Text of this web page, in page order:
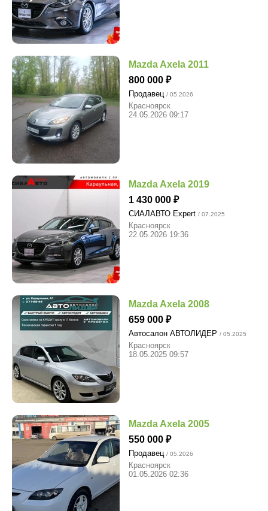
Mazda Axela 2011
800 000
Продавец / 05.2026
Красноярск
24.05.2026 09:17
Mazda Axela 2019
1 430 000
СИАЛАВТО Expert / 07.2025
Красноярск
22.05.2026 19:36
Mazda Axela 2008
659 000
Автосалон АВТОЛИДЕР / 05.2025
Красноярск
18.05.2025 09:57
Mazda Axela 2005
550 000
Продавец / 05.2026
Красноярск
01.05.2026 02:36